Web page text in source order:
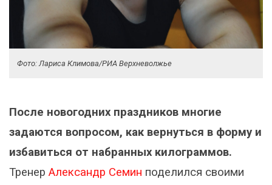
Фото: Лариса Климова/РИА Верхневолжье
После новогодних праздников многие
задаются вопросом, как вернуться в форму и
избавиться от набранных килограммов.
Тренер Александр Семин поделился своими